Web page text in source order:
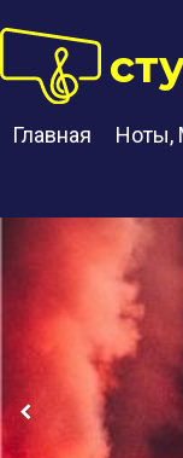
Главная Ноты,